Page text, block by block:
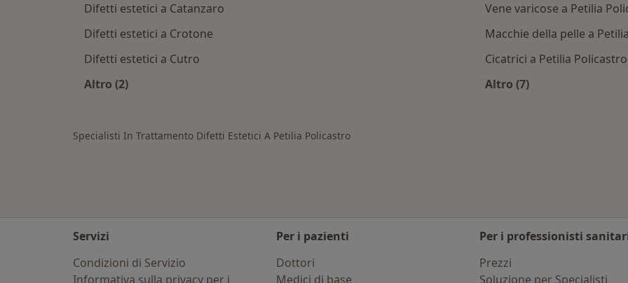
Difetti estetici a Catanzaro
Difetti estetici a Crotone
Difetti estetici a Cutro
Altro (2)
Vene varicose a Petilia
Macchie della pelle a
Cicatrici a Petilia Policastro
Altro (7)
Specialisti In Trattamento Difetti Estetici A Petilia Policastro
Servizi
Condizioni di Servizio
Informativa sulla privacy per i
Per i pazienti
Dottori
Medici di base
Per i professionisti
Prezzi
Soluzione per Specialisti